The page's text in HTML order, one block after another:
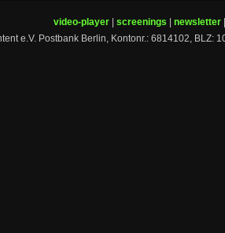
video-player screenings newsletter
e.V. Postbank Berlin, Kontonr.: 6814102, BLZ: